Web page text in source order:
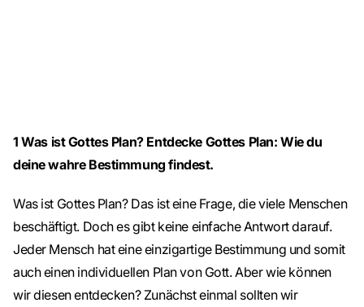
1 Was ist Gottes Plan? Entdecke Gottes Plan: Wie du
deine wahre Bestimmung findest.
Was ist Gottes Plan? Das ist eine Frage, die viele Menschen
beschäftigt. Doch es gibt keine einfache Antwort darauf.
Jeder Mensch hat eine einzigartige Bestimmung und somit
auch einen individuellen Plan von Gott. Aber wie können
wir diesen entdecken? Zunächst einmal sollten wir